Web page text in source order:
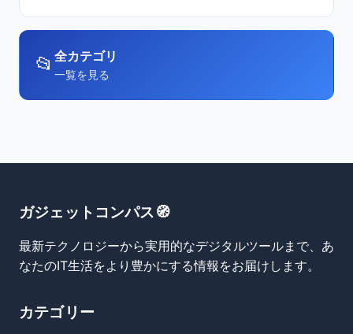
📂 全カテゴリ
一覧を見る
ガジェットコンパス🧭
最新テクノロジーから実用的なデジタルツールまで、あ
なたのIT生活をより豊かにする情報をお届けします。
カテゴリー